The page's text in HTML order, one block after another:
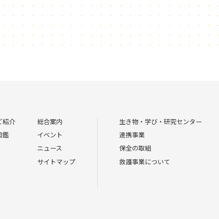
紹介
鑑
総合案内
イベント
ニュース
サイトマップ
生き物・学び・研究センター
連携事業
保全の取組
救護事業について